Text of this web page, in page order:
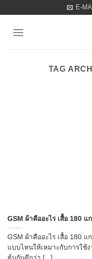
content
E-
TAG
GSM ผ้าคืออะไร เสื้อ 180
GSM ผ้าคืออะไร เสื้อ 180 แ
แบบไหนให้เหมาะกับการใช้